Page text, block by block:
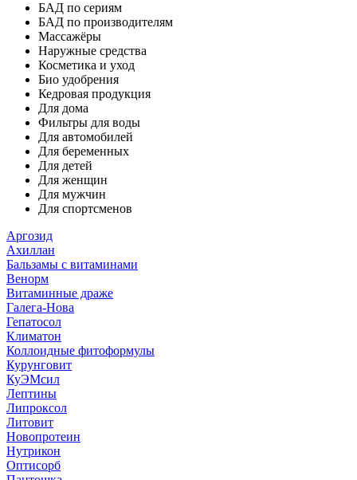
БАД по сериям
БАД по производителям
Массажёры
Наружные средства
Косметика и уход
Био удобрения
Кедровая продукция
Для дома
Фильтры для воды
Для автомобилей
Для беременных
Для детей
Для женщин
Для мужчин
Для спортсменов
Аргозид
Ахиллан
Бальзамы с витаминами
Венорм
Витаминные драже
Галега-Нова
Гепатосол
Климатон
Коллоидные фитоформулы
Курунговит
КуЭМсил
Лептины
Липроксол
Литовит
Новопротеин
Нутрикон
Оптисорб